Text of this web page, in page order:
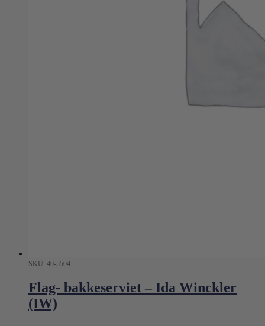
SKU: 40-5504
Flag- bakkeserviet – Ida Winckler
(IW)